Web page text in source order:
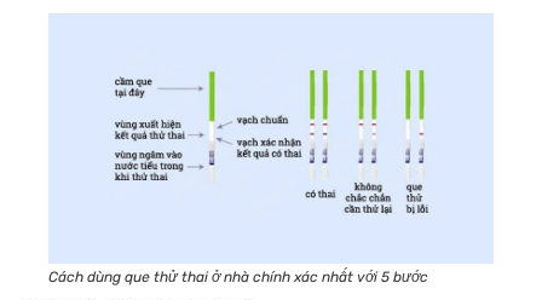
Cách dùng que thử thai ở nhà chính xác nhất với 5 bước